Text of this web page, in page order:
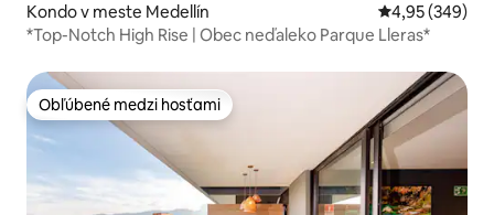
Kondo v meste Medellín Priemerné
4,95 (349)
*Top-Notch High Rise | Obec neďaleko Parque Lleras*
Obľúbené medzi hosťami
Obľúbené medzi hosťami